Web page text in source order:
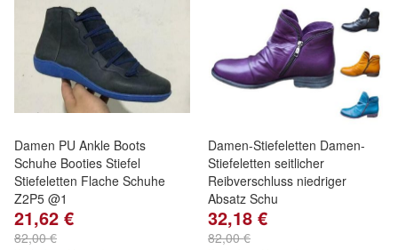
Damen PU Ankle Boots
Schuhe Booties Stiefel
Stiefeletten Flache Schuhe
Z2P5 @1
21,62 €
82,00 €
Damen-Stiefeletten Damen-
Stiefeletten seitlicher
Reibverschluss niedriger
Absatz Schu
32,18 €
82,00 €